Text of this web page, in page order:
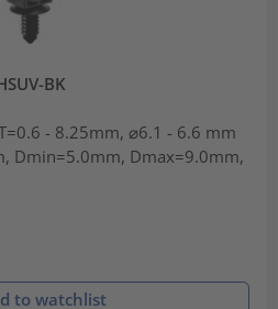
BK
- 8.25mm, ⌀6.1 - 6.6 mm
Dmin=5.0mm, Dmax=9.0mm,
to watchlist